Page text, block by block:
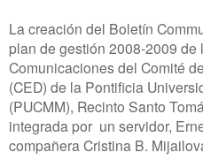
La creación del Boletín
plan de gestión 2008-2009 de
Comunicaciones del Comité
(CED) de la Pontificia
(PUCMM), Recinto Santo
integrada por un servidor,
compañera Cristina B.